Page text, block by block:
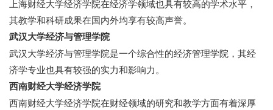
上海财经大学经济学院在经济学领域也具有较高的学术水平，
其教学和科研成果在国内外均享有较高声誉。
武汉大学经济与管理学院
武汉大学经济与管理学院是一个综合性的经济管理学院，其经
济学专业也具有较强的实力和影响力。
西南财经大学经济学院
西南财经大学经济学院在财经领域的研究和教学方面有着深厚